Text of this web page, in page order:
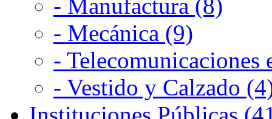
- Manufactura (8)
- Mecánica (9)
-
- Vestido y Calzado